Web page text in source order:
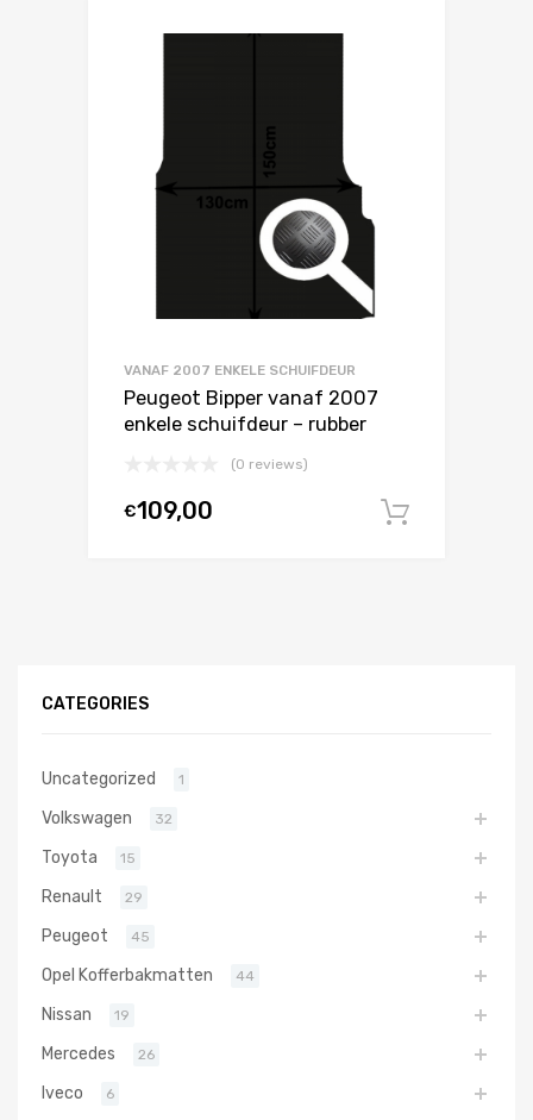
VANAF 2007 ENKELE SCHUIFDEUR
Peugeot Bipper vanaf 2007
enkele schuifdeur – rubber
(0 reviews)
€109,00
CATEGORIES
Uncategorized 1
Volkswagen 32
Toyota 15
Renault 29
Peugeot 45
Opel Kofferbakmatten 44
Nissan 19
Mercedes 26
Iveco 6